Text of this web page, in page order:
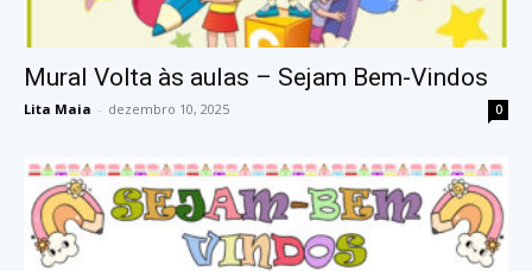
Mural Volta às aulas – Sejam Bem-Vindos
Lita Maia - dezembro 10, 2025 0